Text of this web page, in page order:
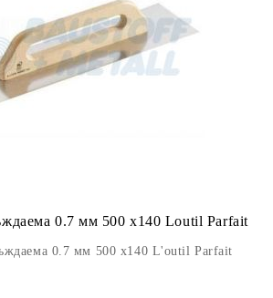
0.7 мм 500 х140 Loutil Parfait
0.7 мм 500 х140 L'outil Parfait